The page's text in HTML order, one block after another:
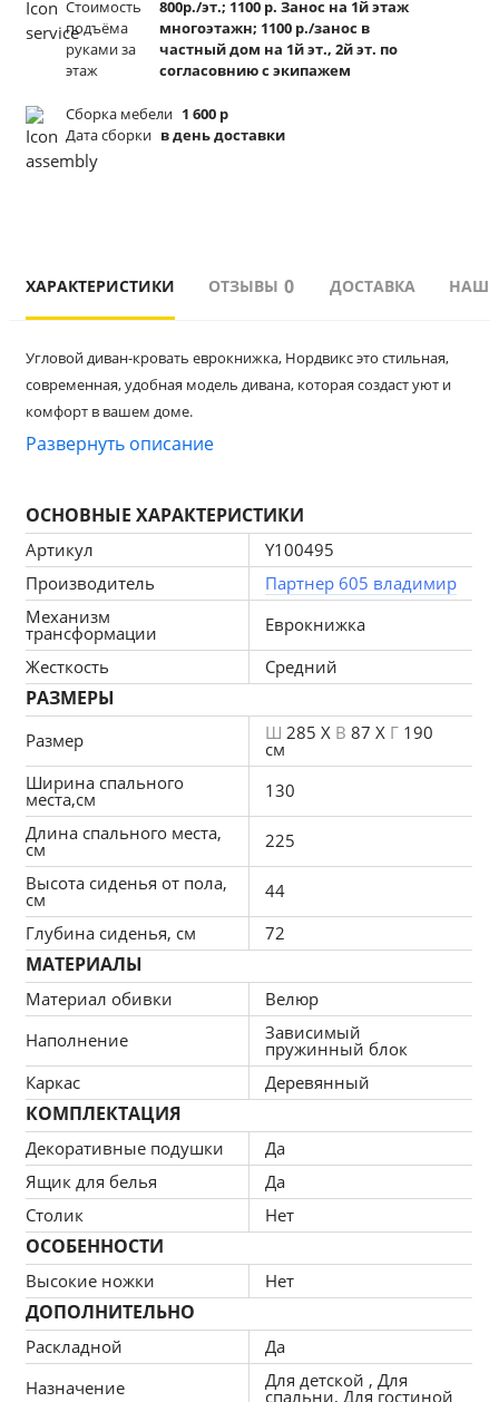
Стоимость
подъёма
руками за
этаж
800р./эт.; 1100 р. Занос на 1й этаж
многоэтажн; 1100 р./занос в
частный дом на 1й эт., 2й эт. по
согласовнию с экипажем
Сборка мебели 1 600 р
Дата сборки в день доставки
ХАРАКТЕРИСТИКИ ОТЗЫВЫ 0 ДОСТАВКА
Угловой диван-кровать еврокнижка, Нордвикс это стильная,
современная, удобная модель дивана, которая создаст уют и
комфорт в вашем доме.
Механизм трансформации еврокнижка, подходит для
Жесткость-средняя.
Чехлы подушек несъемные, наполнение подушек-крошка ППУ.
Каркас ДСП, ДВП, ЛДСП, фанера, брус хвойных пород.
Спальное место 2250х1300мм.
Большой ящик для белья находится под сиденьем дивана,
ящик в оттоманке можно заказать за дополнительную плату.
Высота сиденья 440мм.
Ширина оттоманки-970мм.
Глубина со стороны подлокотника-90см
Предельные отклонения от габаритных размеров дивана, ±50
мм.
Тип ткани: велюр, плотная структура ворса велюра помогает
избежать быстрого истирания поверхности. Велюр сохраняет
цвет и внешний вид даже при воздействии прямых солнечных
лучей. Велюровые ткани легко очищаются с помощью сухих
методов, таких как пылесос или липкий валик.
Развернуть описание
ОСНОВНЫЕ ХАРАКТЕРИСТИКИ
Артикул
Y100495
Производитель
Партнер 605 владимир
Механизм
трансформации
Еврокнижка
Жесткость
Средний
РАЗМЕРЫ
Размер Ш 285 X В 87 X Г 190
см
Ширина спального
места,см
130
Длина спального места,
см
225
Высота сиденья от пола,
см
44
Глубина сиденья, см
72
МАТЕРИАЛЫ
Материал обивки
Велюр
Наполнение
Зависимый
пружинный блок
Каркас
Деревянный
КОМПЛЕКТАЦИЯ
Декоративные подушки
Да
Ящик для белья
Да
Столик
Нет
ОСОБЕННОСТИ
Высокие ножки Нет
ДОПОЛНИТЕЛЬНО
Раскладной
Да
Назначение
Для детской , Для
спальни, Для гостиной